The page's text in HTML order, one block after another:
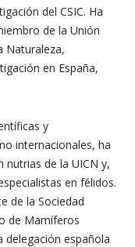
del CSIC. Ha
de la Unión
Naturaleza,
en España,
y
internacionales, ha
nutrias de la UICN y,
en félidos.
de la Sociedad
de Mamíferos
delegación española